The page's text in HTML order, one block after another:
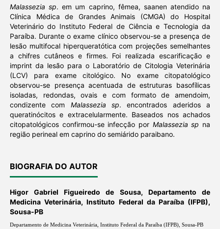
Malassezia sp. em um caprino, fêmea, saanen atendido na
Clínica Médica de Grandes Animais (CMGA) do Hospital
Veterinário do Instituto Federal de Ciência e Tecnologia da
Paraíba. Durante o exame clínico observou-se a presença de
lesão multifocal hiperqueratótica com projeções semelhantes
a chifres cutâneos e firmes. Foi realizada escarificação e
imprint da lesão para o Laboratório de Citologia Veterinária
(LCV) para exame citológico. No exame citopatológico
observou-se presença acentuada de estruturas basofílicas
isoladas, redondas, ovais e com formato de amendoim,
condizente com Malassezia sp. encontrados aderidos a
queratinócitos e extracelularmente. Baseados nos achados
citopatológicos confirmou-se infecção por Malassezia sp na
região perineal em caprino do semiárido paraibano.
BIOGRAFIA DO AUTOR
Higor Gabriel Figueiredo de Sousa, Departamento de
Medicina Veterinária, Instituto Federal da Paraíba (IFPB),
Sousa-PB
Departamento de Medicina Veterinária, Instituto Federal da Paraíba (IFPB), Sousa-PB